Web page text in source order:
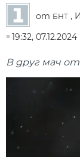
от БНТ ,
19:32, 07.12.2024
В друг мач